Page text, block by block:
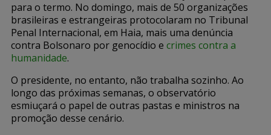
para o termo. No domingo, mais de 50 organizações
brasileiras e estrangeiras protocolaram no Tribunal
Penal Internacional, em Haia, mais uma denúncia
contra Bolsonaro por genocídio e crimes contra a
humanidade.
O presidente, no entanto, não trabalha sozinho. Ao
longo das próximas semanas, o observatório
esmiuçará o papel de outras pastas e ministros na
promoção desse cenário.